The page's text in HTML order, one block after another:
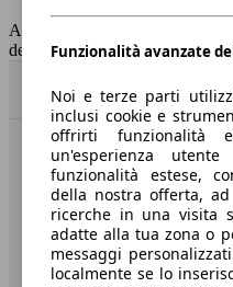
AutoScout24 non si assume
dei dati.
Benvenuti su
Società
A proposito di
Funzionalità avanzate
Noi e terze parti
inclusi cookie e
offrirti funzionalità
un'esperienza
funzionalità estese,
della nostra offerta,
ricerche in una visita
adatte alla tua zona o
messaggi
localmente se lo